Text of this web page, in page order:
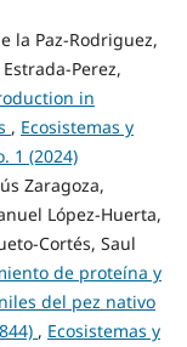
la Paz-Rodriguez,
Perez,
in
, Ecosistemas y
1 (2024)
Zaragoza,
López-Huerta,
Cortés, Saul
de proteína y
del pez nativo
, Ecosistemas y